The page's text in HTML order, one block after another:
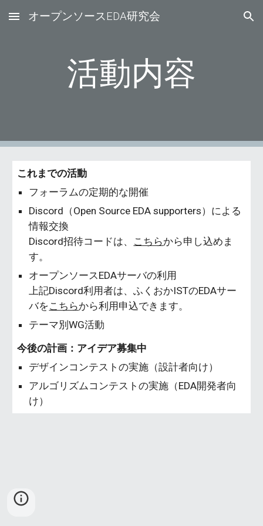
Skip to main content Skip to navigation
オープンソースEDA研究会
活動内容
これまでの活動
フォーラムの定期的な開催
Discord（Open Source EDA supporters）による
情報交換
Discord招待コードは、 こちらから申し込めま
す。
オープンソースEDAサーバの利用
上記Discord利用者は、ふくおかISTのEDAサー
バをこちらから利用申込できます。
テーマ別WG活動
今後の計画：アイデア募集中
デザインコンテストの実施（設計者向け）
アルゴリズムコンテストの実施（EDA開発者向
け）